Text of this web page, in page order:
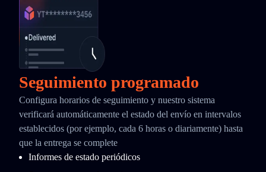
Seguimiento programado
Configura horarios de seguimiento y nuestro sistema
verificará automáticamente el estado del envío en intervalos
establecidos (por ejemplo, cada 6 horas o diariamente) hasta
que la entrega se complete
Informes de estado periódicos